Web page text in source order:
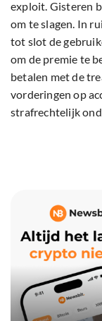
exploit. Gisteren
om te slagen. In
tot slot de
om de premie te
betalen met de
vorderingen op
strafrechtelijk